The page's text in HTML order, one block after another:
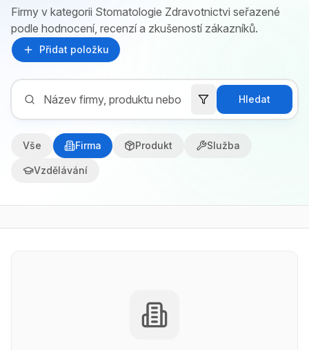
Firmy v kategorii Stomatologie Zdravotnictvi seřazené
podle hodnocení, recenzí a zkušeností zákazníků.
Přidat položku
Hledat
Vše Firma Produkt Služba
Vzdělávání